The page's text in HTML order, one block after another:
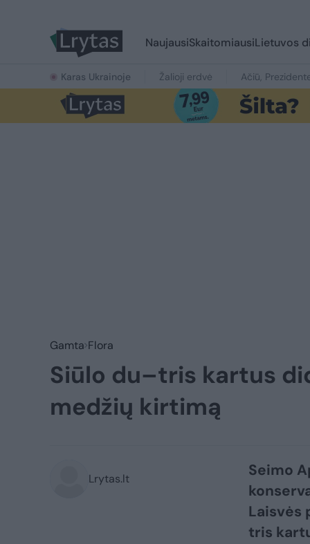
NaujausiSkaitomiausiLietuvos
Karas Ukrainoje Žalioji erdvė Ačiū,
Gamta Flora
Siūlo du–tris kartus
medžių kirtimą
Lrytas.lt
Seimo
Laisvės
tris